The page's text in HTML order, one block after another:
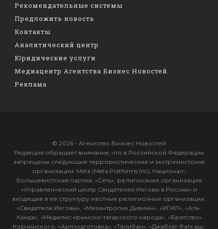
Рекомендательные системы
Предложить новость
Контакты
Аналитический центр
Юридические услуги
Медиацентр Агентства Бизнес Новостей
Реклама
© 2026 - Агентство Бизнес Новостей
Редакция обращает внимание, что в Российской Федерации
запрещены следующие террористические и экстремистские
организации: Meta (Meta Platforms Inc), Национал-
Большевистская партия, «Сеть», религиозная организация
«Управленческий центр Свидетелей Иеговы в России» и
входящие в ее структуру местные религиозные организации,
«Свидетели Иеговы», «Мизантропик Дивижн», «ИГИЛ», «Аль-
Каида», «Меджлис крымско-татарского народа», «Братство»
Корчинского, «Артподготовка», «Талибан», «Джабхат Фатх аш-